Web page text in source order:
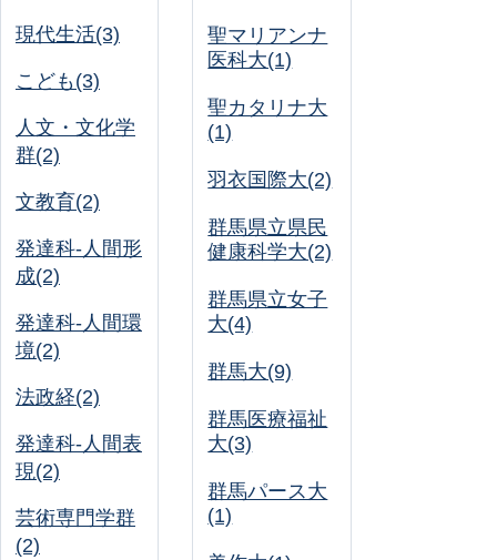
現代生活(3)
こども(3)
人文・文化学
群(2)
文教育(2)
発達科-人間形
成(2)
発達科-人間環
境(2)
法政経(2)
発達科-人間表
現(2)
芸術専門学群
(2)
聖マリアンナ
医科大(1)
聖カタリナ大
(1)
羽衣国際大(2)
群馬県立県民
健康科学大(2)
群馬県立女子
大(4)
群馬大(9)
群馬医療福祉
大(3)
群馬パース大
(1)